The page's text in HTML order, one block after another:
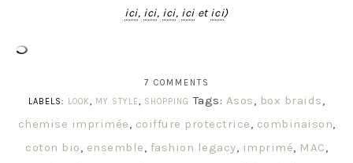
ici, ici, ici, ici etici)
7 COMMENTS
LABELS:
LOOK, MY STYLE, SHOPPING Tags: Asos, box braids,
chemise imprimée, coiffure protectrice, combinaison,
coton bio, ensemble, fashion legacy, imprimé, MAC,